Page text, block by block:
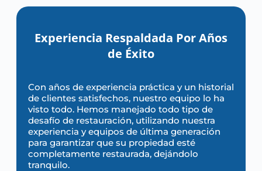
Experiencia Respaldada Por Años
de Éxito
Con años de experiencia práctica y un historial
de clientes satisfechos, nuestro equipo lo ha
visto todo. Hemos manejado todo tipo de
desafío de restauración, utilizando nuestra
experiencia y equipos de última generación
para garantizar que su propiedad esté
completamente restaurada, dejándolo
tranquilo.